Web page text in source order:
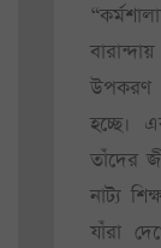
উপকরণ
হচ্ছে।
তাঁদের
নাট্য
যাঁরা